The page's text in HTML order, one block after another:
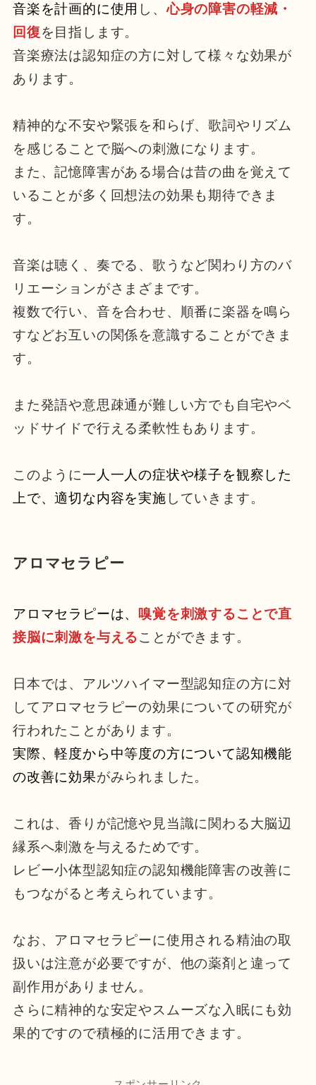
音楽を計画的に使用 し、心身の障害の軽減・
回復を目指します。
音楽療法は認知症の方に対して様々な効果が
あります。
精神的な不安や緊張を和らげ、歌詞やリズム
を感じることで脳への刺激になります。
また、記憶障害がある場合は昔の曲を覚えて
いることが多く回想法の効果も期待できま
す。
音楽は聴く、奏でる、歌うなど関わり方のバ
リエーションがさまざまです。
複数で行い、音を合わせ、順番に楽器を鳴ら
すなどお互いの関係を意識することができま
す。
また発語や意思疎通が難しい方でも自宅やベ
ッドサイドで行える柔軟性もあります。
このように一人一人の症状や様子を観察した
上で、適切な内容を実施 していきます。
アロマセラピー
アロマセラピーは、嗅覚を刺激することで直
接脳に刺激を与えることができます。
日本では、アルツハイマー型認知症の方に対
してアロマセラピーの効果についての研究が
行われたことがあります。
実際、軽度から中等度の方について認知機能
の改善に効果がみられました。
これは、香りが記憶や見当識に関わる大脳辺
縁系へ刺激を与えるためです。
レビー小体型認知症の認知機能障害の改善に
もつながると考えられています。
なお、アロマセラピーに使用される精油の取
扱いは注意が必要ですが、他の薬剤と違って
副作用がありません。
さらに精神的な安定やスムーズな入眠にも効
果的ですので積極的に活用できます。